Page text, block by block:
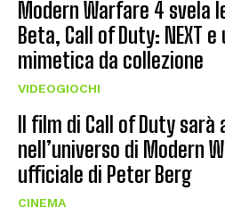
Modern Warfare 4 svela
Beta, Call of Duty: NEXT
mimetica da collezione
VIDEOGIOCHI
Il film di Call of Duty
nell’universo di Modern
ufficiale di Peter Berg
CINEMA